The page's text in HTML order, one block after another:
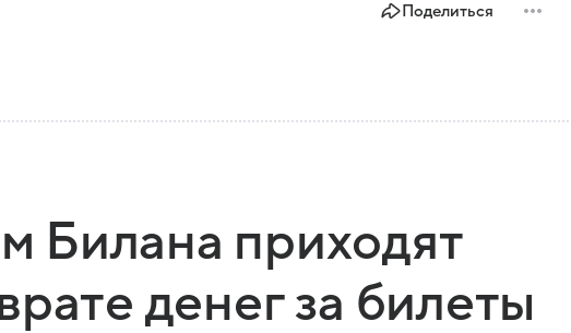
Поделиться
Билана приходят
денег за билеты